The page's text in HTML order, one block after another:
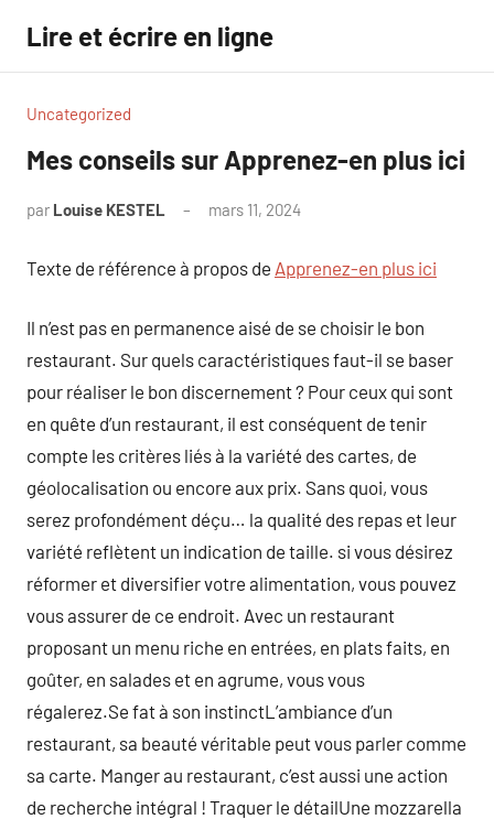
contenu
Lire et écrire en ligne
Uncategorized
Mes conseils sur Apprenez-en plus ici
par Louise KESTEL mars 11, 2024
Texte de référence à propos de Apprenez-en plus ici
Il n’est pas en permanence aisé de se choisir le bon
restaurant. Sur quels caractéristiques faut-il se baser
pour réaliser le bon discernement ? Pour ceux qui sont
en quête d’un restaurant, il est conséquent de tenir
compte les critères liés à la variété des cartes, de
géolocalisation ou encore aux prix. Sans quoi, vous
serez profondément déçu… la qualité des repas et leur
variété reflètent un indication de taille. si vous désirez
réformer et diversifier votre alimentation, vous pouvez
vous assurer de ce endroit. Avec un restaurant
proposant un menu riche en entrées, en plats faits, en
goûter, en salades et en agrume, vous vous
régalerez.Se fat à son instinctL’ambiance d’un
restaurant, sa beauté véritable peut vous parler comme
sa carte. Manger au restaurant, c’est aussi une action
de recherche intégral ! Traquer le détailUne mozzarella